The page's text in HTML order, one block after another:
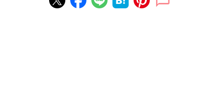
「体操、バスケ、スケートボードが見たいです。でも家族で行く